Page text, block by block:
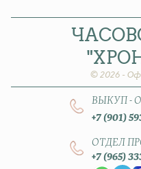
© 2026 -
ВЫКУП -
+7 (901)
ОТДЕЛ
+7 (965)